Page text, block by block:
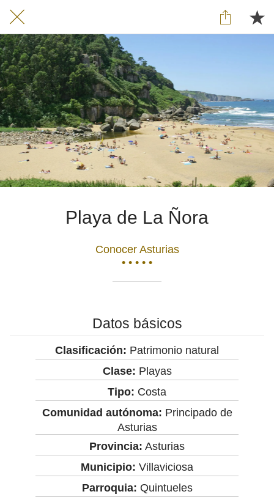
Playa de La Ñora
Conocer Asturias
• • • • •
Datos básicos
Clasificación: Patrimonio natural
Clase: Playas
Tipo: Costa
Comunidad autónoma: Principado de
Asturias
Provincia: Asturias
Municipio: Villaviciosa
Parroquia: Quintueles